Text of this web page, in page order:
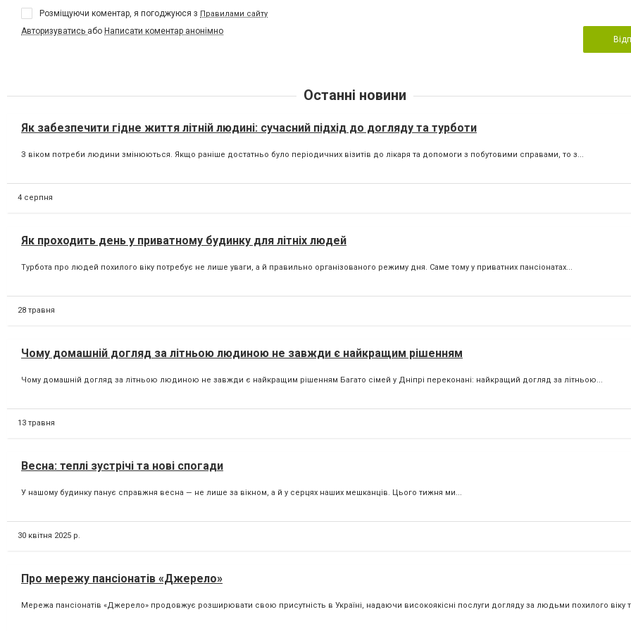
Розміщуючи коментар, я погоджуюся з Правилами сайту
Авторизуватись або Написати коментар анонімно
Останні новини
Як забезпечити гідне життя літній людині: сучасний підхід до догляду та турботи
З віком потреби людини змінюються. Якщо раніше достатньо було періодичних візитів до лікаря та допомоги з побутовими справами, то з...
4 серпня
Як проходить день у приватному будинку для літніх людей
Турбота про людей похилого віку потребує не лише уваги, а й правильно організованого режиму дня. Саме тому у приватних пансіонатах...
28 травня
Чому домашній догляд за літньою людиною не завжди є найкращим рішенням
Чому домашній догляд за літньою людиною не завжди є найкращим рішенням Багато сімей у Дніпрі переконані: найкращий догляд за літньою...
13 травня
Весна: теплі зустрічі та нові спогади
У нашому будинку панує справжня весна — не лише за вікном, а й у серцях наших мешканців. Цього тижня ми...
30 квітня 2025 р.
Про мережу пансіонатів «Джерело»
Мережа пансіонатів «Джерело» продовжує розширювати свою присутність в Україні, надаючи високоякісні послуги догляду за людьми похилого віку